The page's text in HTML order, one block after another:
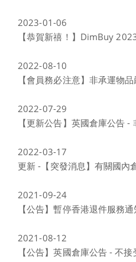
2023-01-06
【恭賀新禧！】DimBuy
2022-08-10
【會員務必注意】非承運物
2022-07-29
【更新公告】英國倉庫公告 -
2022-03-17
更新 -【突發消息】有關國內
2021-09-24
【公告】暫停香港退件服務通
2021-08-12
【公告】英國倉庫公告 - 不